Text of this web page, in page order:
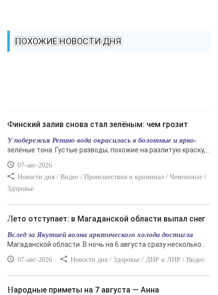
ПОХОЖИЕ НОВОСТИ ДНЯ
Финский залив снова стал зелёным: чем грозит
У побережья Репино вода окрасилась в болотные и ярко-
зелёные тона. Густые разводы, похожие на разлитую краску,...
07-авг-2026
Новости дня / Видео / Происшествия и криминал / Чемпионат /
Здоровье
Лето отступает: в Магаданской области выпал снег
Вслед за Якутией волна арктического холода достигла
Магаданской области. В ночь на 6 августа сразу несколько...
07-авг-2026 Новости дня / Здоровье / ДНР и ЛНР / Видео
Народные приметы на 7 августа — Анна